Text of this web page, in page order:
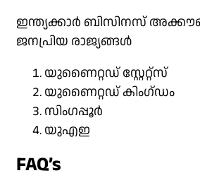
ഇന്ത്യക്കാർ ബിസിനസ്
ജനപ്രിയ രാജ്യങ്ങൾ
യുണൈറ്റഡ് സ്റ്റേറ്റ്സ്
യുണൈറ്റഡ് കിംഗ്ഡം
സിംഗപ്പൂർ
യുഎഇ
FAQ’s